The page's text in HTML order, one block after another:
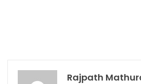
Rajpath